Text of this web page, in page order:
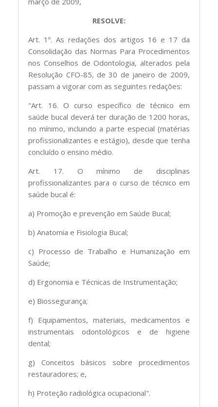
RESOLVE:
Art. 1º. As redações dos artigos 16 e 17 da
Consolidação das Normas Para Procedimentos
nos Conselhos de Odontologia, alterados pela
Resolução CFO-85, de 30 de janeiro de 2009,
passam a vigorar com as seguintes redações:
"Art. 16. O curso específico de técnico em
saúde bucal deverá ter duração de 1200 horas,
no mínimo, incluindo a parte especial (matérias
profissionalizantes e estágio), desde que tenha
concluído o ensino médio.
Art. 17. O mínimo de disciplinas
profissionalizantes para o curso de técnico em
saúde bucal é:
a) Promoção e prevenção em Saúde Bucal;
b) Anatomia e Fisiologia Bucal;
c) Processo de Trabalho e Humanização em
Saúde;
d) Ergonomia e Técnicas de Instrumentação;
e) Biossegurança;
f) Equipamentos, materiais, medicamentos e
instrumentais odontológicos e de higiene
dental;
g) Conceitos básicos sobre procedimentos
restauradores; e,
h) Proteção radiológica ocupacional".